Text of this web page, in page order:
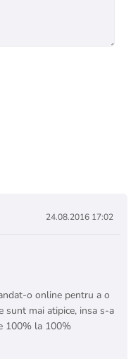
24.08.2016 17:02
o online pentru a o
sunt mai atipice, insa s-a
100% la 100%